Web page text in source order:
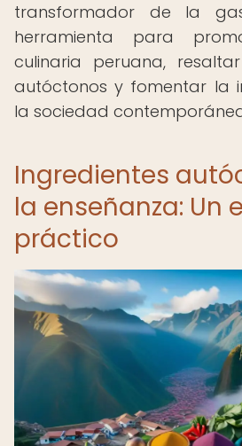
transformador de la
herramienta para
culinaria peruana,
autóctonos y fomentar la
la sociedad
Ingredientes
la enseñanza: Un
práctico